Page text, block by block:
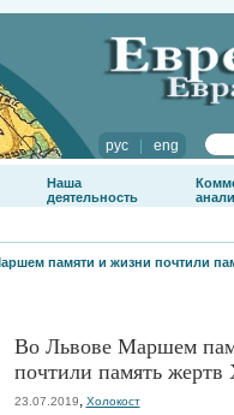
рус| eng
Наша
деятельность
памяти и жизни почтили
Во Львове Маршем
почтили память жертв
23.07.2019, Холокост